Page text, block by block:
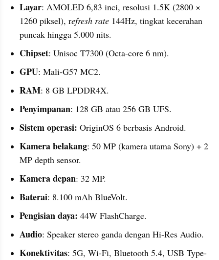
Layar: AMOLED 6,83 inci, resolusi 1.5K (2800 ×
1260 piksel), refresh rate 144Hz, tingkat kecerahan
puncak hingga 5.000 nits.
Chipset: Unisoc T7300 (Octa-core 6 nm).
GPU: Mali-G57 MC2.
RAM: 8 GB LPDDR4X.
Penyimpanan: 128 GB atau 256 GB UFS.
Sistem operasi: OriginOS 6 berbasis Android.
Kamera belakang: 50 MP (kamera utama Sony) + 2
MP depth sensor.
Kamera depan: 32 MP.
Baterai: 8.100 mAh BlueVolt.
Pengisian daya: 44W FlashCharge.
Audio: Speaker stereo ganda dengan Hi-Res Audio.
Konektivitas: 5G, Wi-Fi, Bluetooth 5.4, USB Type-